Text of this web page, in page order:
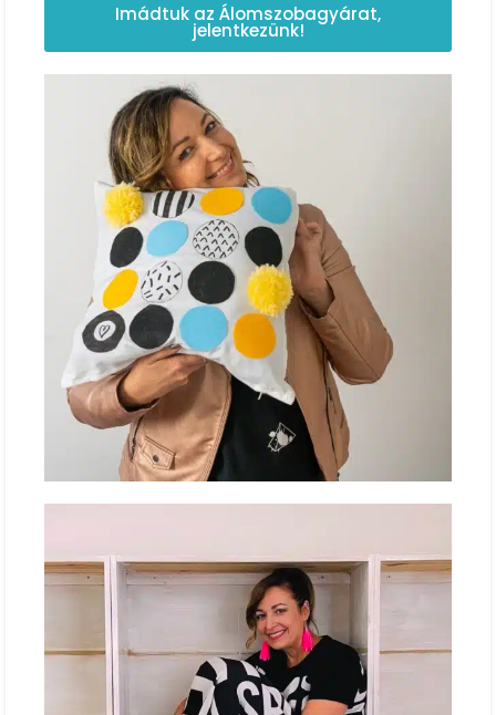
Imádtuk az Álomszobagyárat,
jelentkezünk!